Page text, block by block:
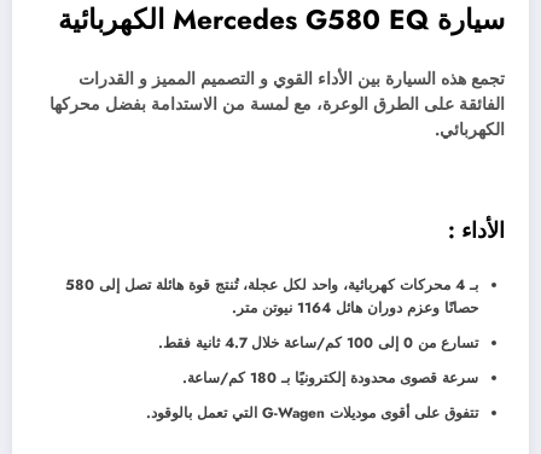
سيارة Mercedes G580 EQ الكهربائية
تجمع هذه السيارة بين الأداء القوي و التصميم المميز و القدرات
الفائقة على الطرق الوعرة، مع لمسة من الاستدامة بفضل محركها
الكهربائي.
الأداء :
بـ 4 محركات كهربائية، واحد لكل عجلة، تُنتج قوة هائلة تصل إلى 580
حصانًا وعزم دوران هائل 1164 نيوتن متر.
تسارع من 0 إلى 100 كم/ساعة خلال 4.7 ثانية فقط.
سرعة قصوى محدودة إلكترونيًا بـ 180 كم/ساعة.
تتفوق على أقوى موديلات G-Wagen التي تعمل بالوقود.